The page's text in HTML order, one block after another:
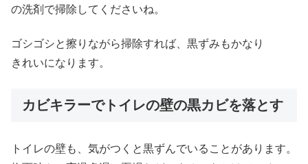
の洗剤で掃除してくださいね。
ゴシゴシと擦りながら掃除すれば、黒ずみもかなり
きれいになります。
カビキラーでトイレの壁の黒カビを落とす
トイレの壁も、気がつくと黒ずんでいることがあります。